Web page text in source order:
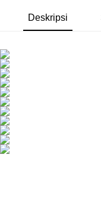
1. Jumlah yang diperakui
NT$10,000. Amaun
Jumlah yang diperakui
Deskripsi